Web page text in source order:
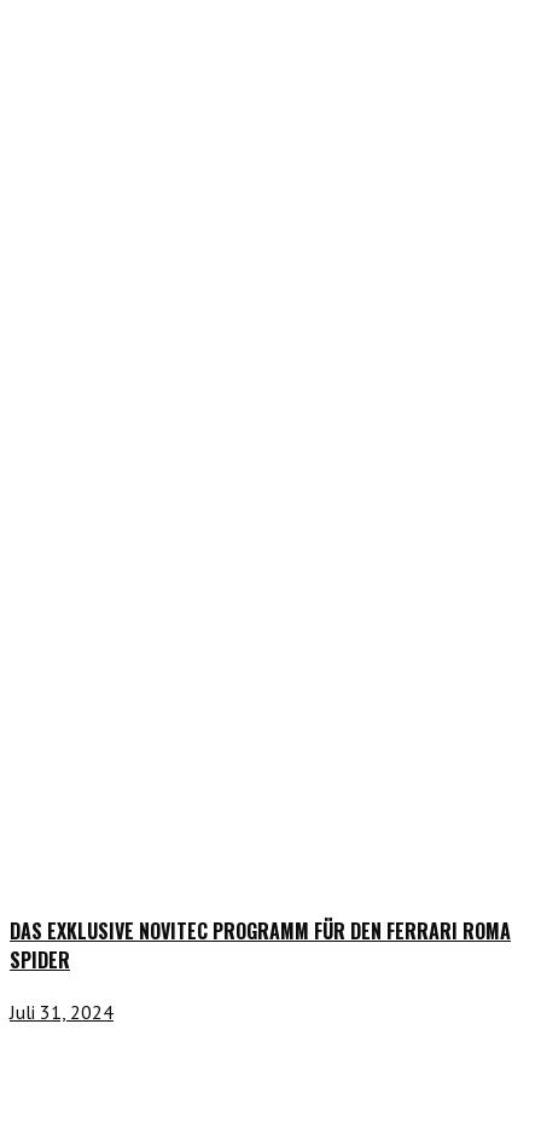
DAS EXKLUSIVE NOVITEC PROGRAMM FÜR DEN FERRARI ROMA
SPIDER
Juli 31, 2024